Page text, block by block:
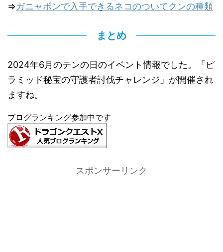
⇒ガニャポンで入手できるネコのついてクンの種類
まとめ
2024年6月のテンの日のイベント情報でした。「ピ
ラミッド秘宝の守護者討伐チャレンジ」が開催され
ますね。
ブログランキング参加中です
スポンサーリンク